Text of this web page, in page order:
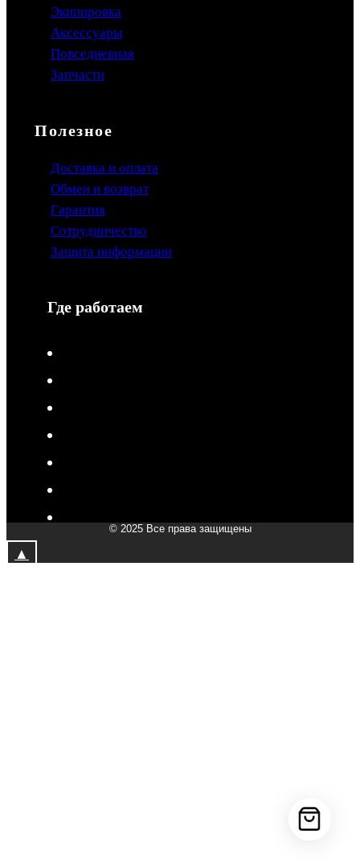
Экипировка
Аксессуары
Повседневная
Запчасти
Полезное
Доставка и оплата
Обмен и возврат
Гарантия
Сотрудничество
Защита информации
Где работаем
© 2025 Все права защищены
▲